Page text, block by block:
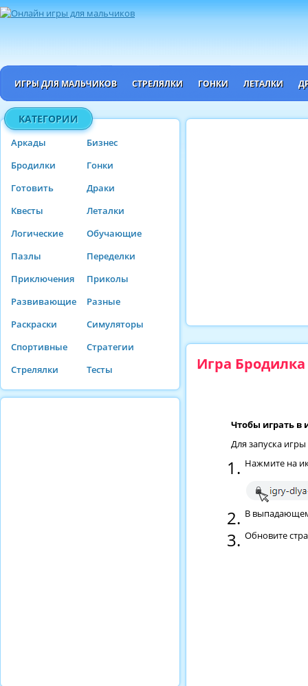
ИГРЫ ДЛЯ МАЛЬЧИКОВ СТРЕЛЯЛКИ ГОНКИ ЛЕТАЛКИ
КАТЕГОРИИ
Аркады
Бизнес
Бродилки
Гонки
Готовить
Драки
Квесты
Леталки
Логические
Обучающие
Пазлы
Переделки
Приключения
Приколы
Развивающие
Разные
Раскраски
Симуляторы
Спортивные
Стратегии
Стрелялки
Тесты Игра
Чтобы играть в
Для запуска
Нажмите на
В
Обновите